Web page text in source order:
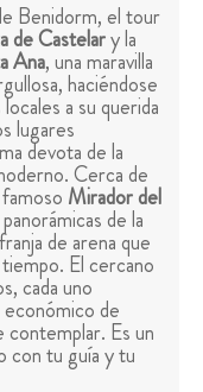
Benidorm, el tour
de Castelary la
Ana, una maravilla
haciéndose
a su querida
lugares
devota de la
Cerca de
Mirador del
de la
de arena que
El cercano
cada uno
de
contemplar. Es un
con tu guía y tu